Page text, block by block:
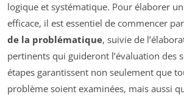
logique et systématique. Pour élaborer
efficace, il est essentiel de commencer par
de la problématique, suivie de
pertinents qui guideront l’évaluation des
étapes garantissent non seulement que
problème soient examinées, mais aussi